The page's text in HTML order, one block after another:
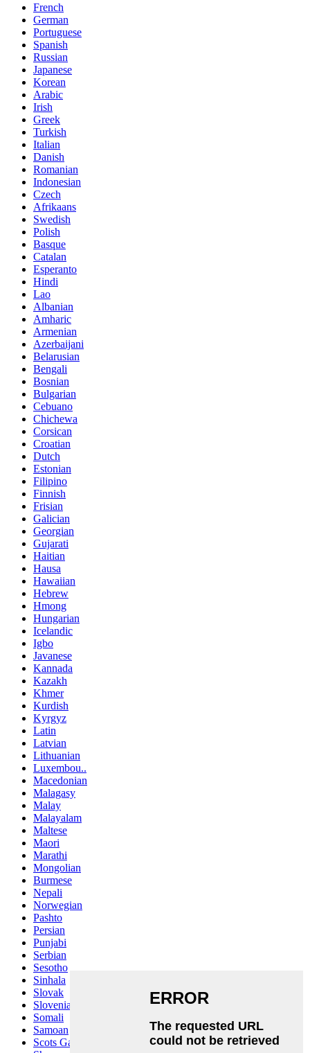
French
German
Portuguese
Spanish
Russian
Japanese
Korean
Arabic
Irish
Greek
Turkish
Italian
Danish
Romanian
Indonesian
Czech
Afrikaans
Swedish
Polish
Basque
Catalan
Esperanto
Hindi
Lao
Albanian
Amharic
Armenian
Azerbaijani
Belarusian
Bengali
Bosnian
Bulgarian
Cebuano
Chichewa
Corsican
Croatian
Dutch
Estonian
Filipino
Finnish
Frisian
Galician
Georgian
Gujarati
Haitian
Hausa
Hawaiian
Hebrew
Hmong
Hungarian
Icelandic
Igbo
Javanese
Kannada
Kazakh
Khmer
Kurdish
Kyrgyz
Latin
Latvian
Lithuanian
Luxembou..
Macedonian
Malagasy
Malay
Malayalam
Maltese
Maori
Marathi
Mongolian
Burmese
Nepali
Norwegian
Pashto
Persian
Punjabi
Serbian
Sesotho
Sinhala
Slovak
Slovenian
Somali
Samoan
Scots Gaelic